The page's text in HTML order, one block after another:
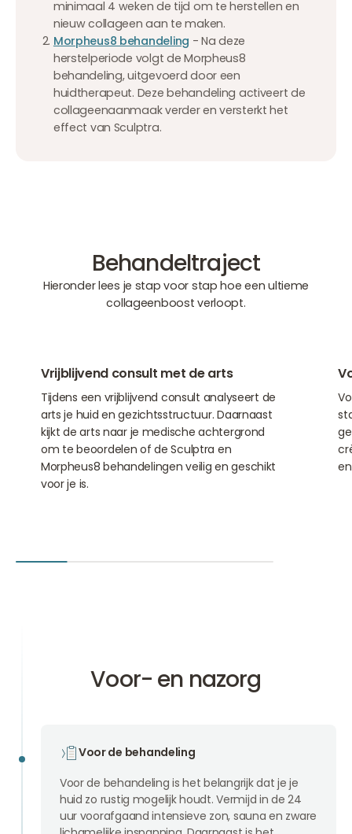
minimaal 4 weken de tijd om te herstellen en
nieuw collageen aan te maken.
Morpheus8 behandeling - Na deze
herstelperiode volgt de Morpheus8
behandeling, uitgevoerd door een
huidtherapeut. Deze behandeling activeert de
collageenaanmaak verder en versterkt het
effect van Sculptra.
Behandeltraject
Hieronder lees je stap voor stap hoe een ultieme
collageenboost verloopt.
Vrijblijvend consult met de arts
Tijdens een vrijblijvend consult analyseert de
arts je huid en gezichtsstructuur. Daarnaast
kijkt de arts naar je medische achtergrond
om te beoordelen of de Sculptra en
Morpheus8 behandelingen veilig en geschikt
voor je is.
Voor- en nazorg
Voor de behandeling
Voor de behandeling is het belangrijk dat je je
huid zo rustig mogelijk houdt. Vermijd in de 24
uur voorafgaand intensieve zon, sauna en zware